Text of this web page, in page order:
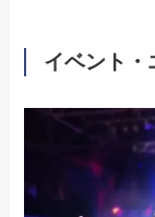
イベント・